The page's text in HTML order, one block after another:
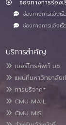
ช่องทางการร้องเ
ช่องทางการแจ้งเ
ช่องทางการแจ้งเ
บริการสำคัญ
เบอร์โทรศัพท์ มช.
แผนที่มหาวิทยาลัย
การบริจาค*
CMU MAIL
CMU MIS